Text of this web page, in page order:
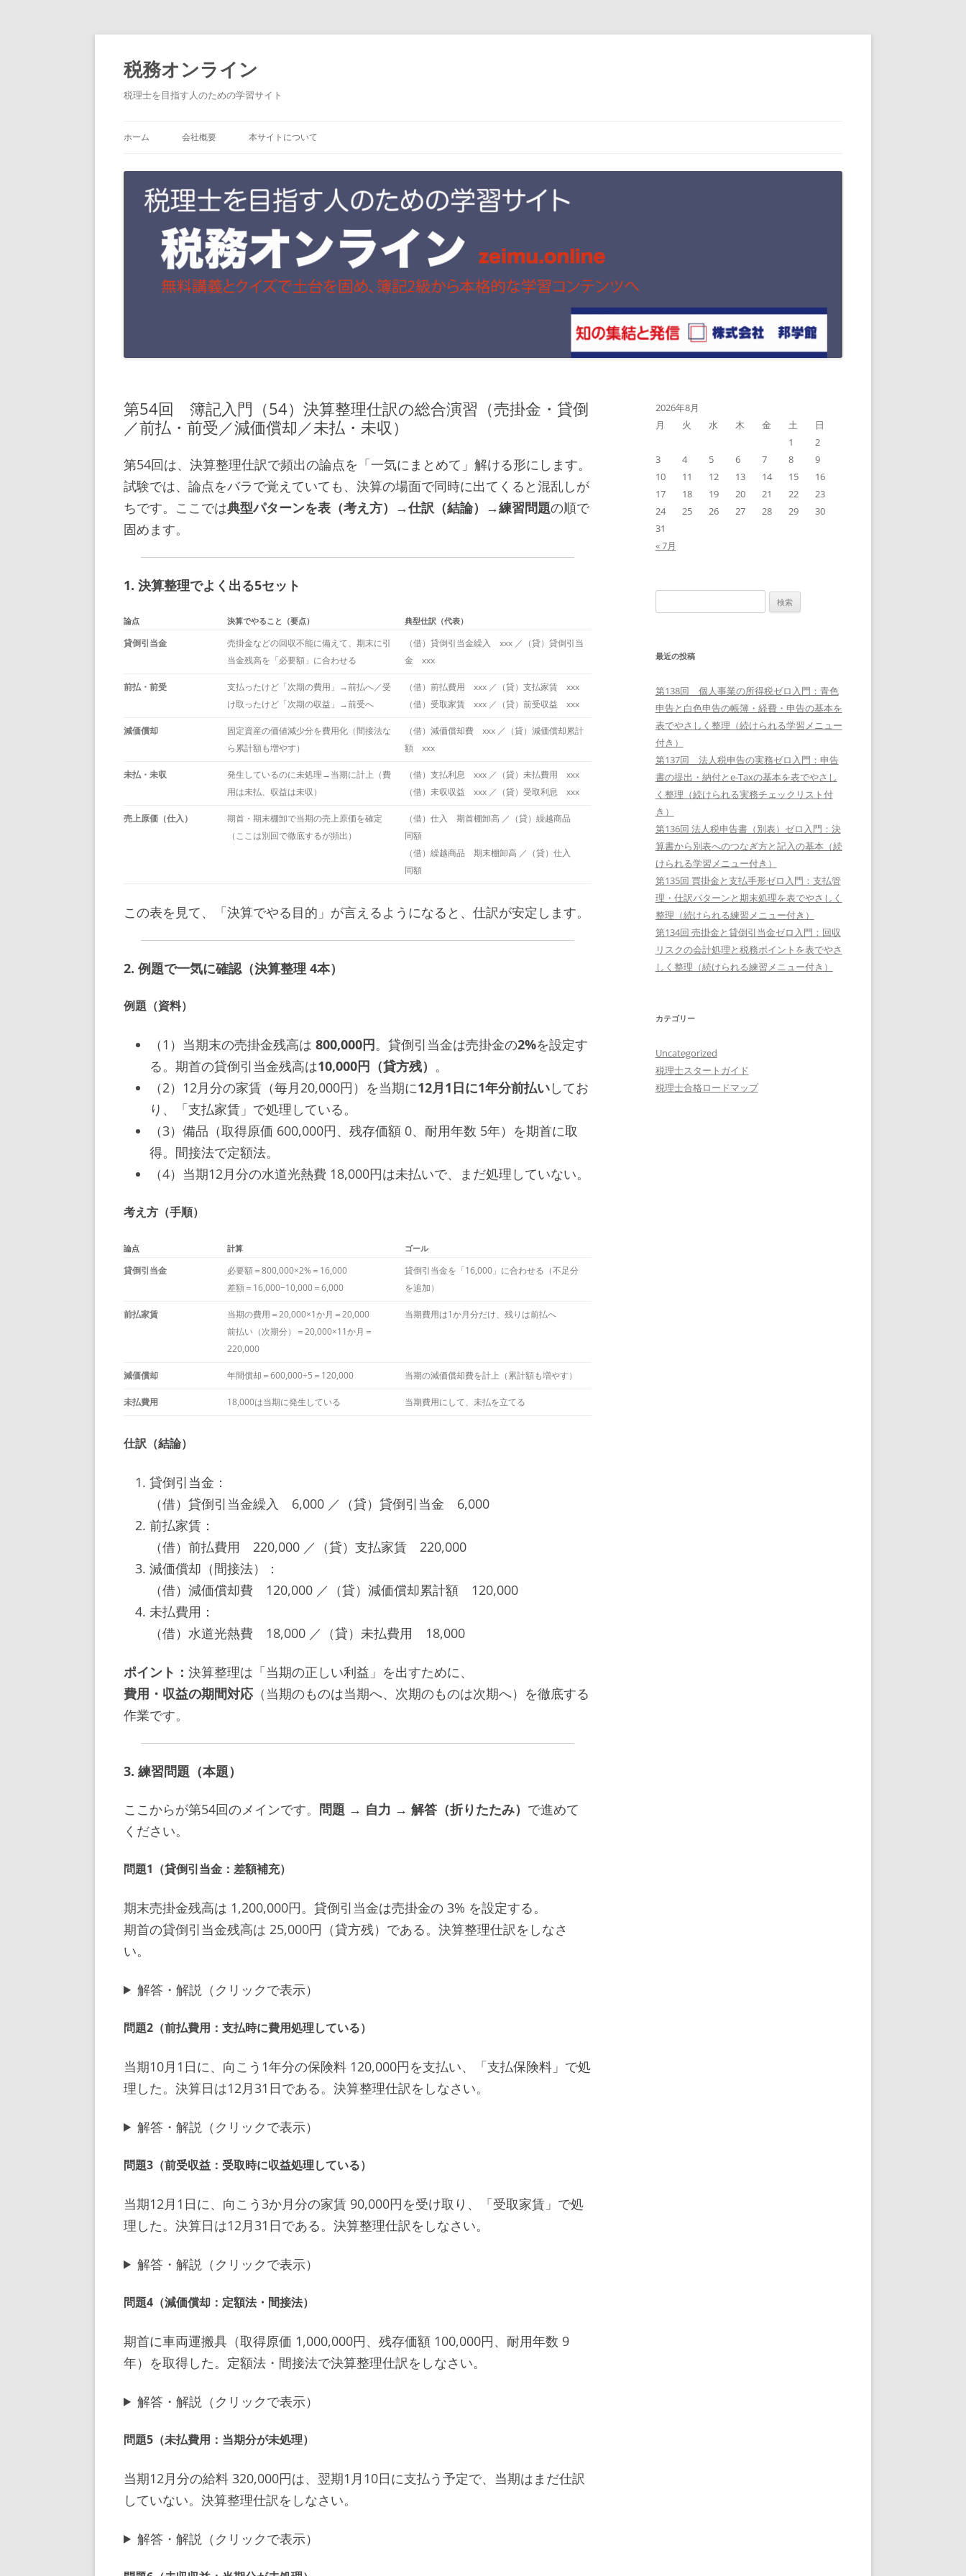
ン
テ
ツ
税務オンライン
税理士を目指す人のための学習サイト
ホーム 会社概要 本サイトについて
第54回 簿記入門（54）決算整理仕訳の総合演習（売掛金・貸倒
／前払・前受／減価償却／未払・未収）
第54回は、決算整理仕訳で頻出の論点を「一気にまとめて」解ける形にします。
試験では、論点をバラで覚えていても、決算の場面で同時に出てくると混乱しが
ちです。ここでは典型パターンを表（考え方）→仕訳（結論）→練習問題の順で
固めます。
1. 決算整理でよく出る5セット
論点 決算でやること（要点） 典型仕訳（代表）
貸倒引当金
売掛金などの回収不能に備えて、期末に引
当金残高を「必要額」に合わせる
（借）貸倒引当金繰入 xxx ／（貸）貸倒引当
金 xxx
前払・前受
支払ったけど「次期の費用」→前払へ／受
け取ったけど「次期の収益」→前受へ
（借）前払費用 xxx ／（貸）支払家賃 xxx
（借）受取家賃 xxx ／（貸）前受収益 xxx
減価償却
固定資産の価値減少分を費用化（間接法な
ら累計額も増やす）
（借）減価償却費 xxx ／（貸）減価償却累計
額 xxx
未払・未収
発生しているのに未処理→当期に計上（費
用は未払、収益は未収）
（借）支払利息 xxx ／（貸）未払費用 xxx
（借）未収収益 xxx ／（貸）受取利息 xxx
売上原価（仕入）
期首・期末棚卸で当期の売上原価を確定
（ここは別回で徹底するが頻出）
（借）仕入 期首棚卸高 ／（貸）繰越商品
同額
（借）繰越商品 期末棚卸高 ／（貸）仕入
同額
この表を見て、「決算でやる目的」が言えるようになると、仕訳が安定します。
2. 例題で一気に確認（決算整理 4本）
例題（資料）
（1）当期末の売掛金残高は 800,000円。貸倒引当金は売掛金の2%を設定す
る。期首の貸倒引当金残高は10,000円（貸方残） 。
（2）12月分の家賃（毎月20,000円）を当期に12月1日に1年分前払いしてお
り、「支払家賃」で処理している。
（3）備品（取得原価 600,000円、残存価額 0、耐用年数 5年）を期首に取
得。間接法で定額法。
（4）当期12月分の水道光熱費 18,000円は未払いで、まだ処理していない。
考え方（手順）
論点 計算 ゴール
貸倒引当金
必要額＝800,000×2%＝16,000
差額＝16,000−10,000＝6,000
貸倒引当金を「16,000」に合わせる（不足分
を追加）
前払家賃
当期の費用＝20,000×1か月＝20,000
前払い（次期分）＝20,000×11か月＝
220,000
当期費用は1か月分だけ、残りは前払へ
減価償却 年間償却＝600,000÷5＝120,000 当期の減価償却費を計上（累計額も増やす）
未払費用 18,000は当期に発生している 当期費用にして、未払を立てる
仕訳（結論）
貸倒引当金：
（借）貸倒引当金繰入 6,000 ／（貸）貸倒引当金 6,000
前払家賃：
（借）前払費用 220,000 ／（貸）支払家賃 220,000
減価償却（間接法）：
（借）減価償却費 120,000 ／（貸）減価償却累計額 120,000
未払費用：
（借）水道光熱費 18,000 ／（貸）未払費用 18,000
ポイント： 決算整理は「当期の正しい利益」を出すために、
費用・収益の期間対応（当期のものは当期へ、次期のものは次期へ）を徹底する
作業です。
3. 練習問題（本題）
ここからが第54回のメインです。 問題 → 自力 → 解答（折りたたみ） で進めて
ください。
問題1（貸倒引当金：差額補充）
期末売掛金残高は 1,200,000円。貸倒引当金は売掛金の 3% を設定する。
期首の貸倒引当金残高は 25,000円（貸方残）である。決算整理仕訳をしなさ
い。
解答・解説（クリックで表示）
問題2（前払費用：支払時に費用処理している）
当期10月1日に、向こう1年分の保険料 120,000円を支払い、「支払保険料」で処
理した。決算日は12月31日である。決算整理仕訳をしなさい。
解答・解説（クリックで表示）
問題3（前受収益：受取時に収益処理している）
当期12月1日に、向こう3か月分の家賃 90,000円を受け取り、「受取家賃」で処
理した。決算日は12月31日である。決算整理仕訳をしなさい。
解答・解説（クリックで表示）
問題4（減価償却：定額法・間接法）
期首に車両運搬具（取得原価 1,000,000円、残存価額 100,000円、耐用年数 9
年）を取得した。定額法・間接法で決算整理仕訳をしなさい。
解答・解説（クリックで表示）
問題5（未払費用：当期分が未処理）
当期12月分の給料 320,000円は、翌期1月10日に支払う予定で、当期はまだ仕訳
していない。決算整理仕訳をしなさい。
解答・解説（クリックで表示）
2026年8月
月
火 水 木 金 土
日
1
2
3
4 5 6 7 8
9
10
11 12 13 14 15
16
17
18 19 20 21 22
23
24
25 26 27 28 29
30
31
« 7月
索:
最近の投稿
第138回 個人事業の所得税ゼロ入門：青色
申告と白色申告の帳簿・経費・申告の基本を
表でやさしく整理（続けられる学習メニュー
付き）
第137回 法人税申告の実務ゼロ入門：申告
書の提出・納付とe-Taxの基本を表でやさし
く整理（続けられる実務チェックリスト付
き）
第136回 法人税申告書（別表）ゼロ入門：決
算書から別表へのつなぎ方と記入の基本（続
けられる学習メニュー付き）
第135回 買掛金と支払手形ゼロ入門：支払管
理・仕訳パターンと期末処理を表でやさしく
整理（続けられる練習メニュー付き）
第134回 売掛金と貸倒引当金ゼロ入門：回収
リスクの会計処理と税務ポイントを表でやさ
しく整理（続けられる練習メニュー付き）
カテゴリー
Uncategorized
税理士スタートガイド
税理士合格ロードマップ